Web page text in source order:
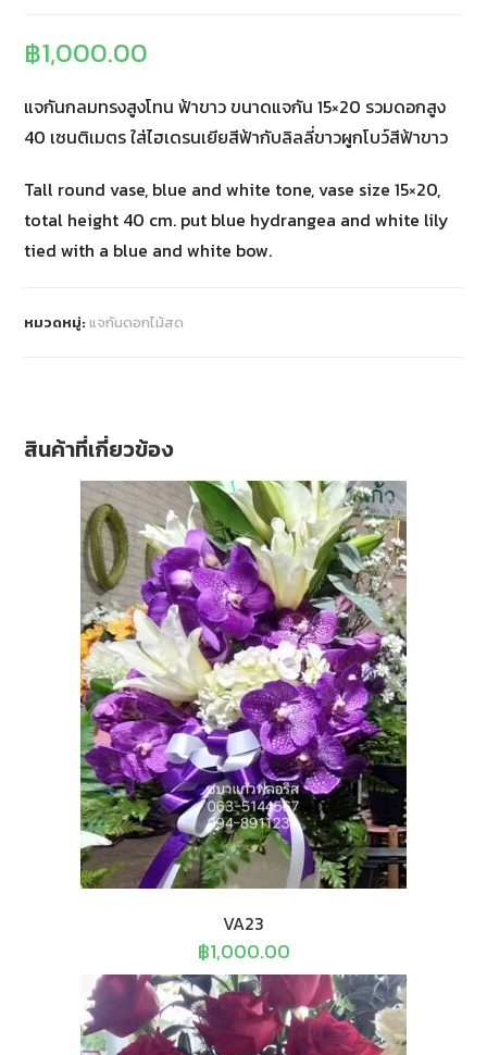
฿1,000.00
แจกันกลมทรงสูงโทน ฟ้าขาว ขนาดแจกัน 15×20 รวมดอกสูง
40 เซนติเมตร ใส่ไฮเดรนเยียสีฟ้ากับลิลลี่ขาวผูกโบว์สีฟ้าขาว
Tall round vase, blue and white tone, vase size 15×20,
total height 40 cm. put blue hydrangea and white lily
tied with a blue and white bow.
หมวดหมู่:แจกันดอกไม้สด
สินค้าที่เกี่ยวข้อง
VA23
฿1,000.00